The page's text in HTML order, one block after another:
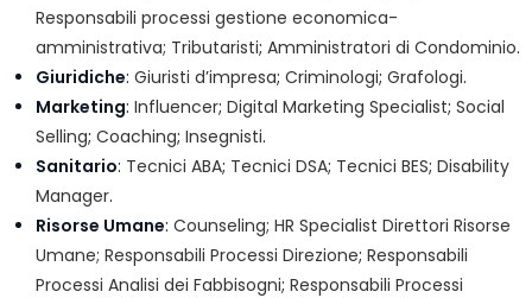
Responsabili processi gestione economica-
amministrativa; Tributaristi; Amministratori di Condominio.
Giuridiche: Giuristi d’impresa; Criminologi; Grafologi.
Marketing: Influencer; Digital Marketing Specialist; Social
Selling; Coaching; Insegnisti.
Sanitario: Tecnici ABA; Tecnici DSA; Tecnici BES; Disability
Manager.
Risorse Umane: Counseling; HR Specialist Direttori Risorse
Umane; Responsabili Processi Direzione; Responsabili
Processi Analisi dei Fabbisogni; Responsabili Processi